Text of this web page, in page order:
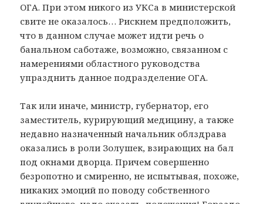
ОГА. При этом никого из УКСа в министерской
свите не оказалось… Рискнем предположить,
что в данном случае может идти речь о
банальном саботаже, возможно, связанном с
намерениями областного руководства
упразднить данное подразделение ОГА.
Так или иначе, министр, губернатор, его
заместитель, курирующий медицину, а также
недавно назначенный начальник облздрава
оказались в роли Золушек, взирающих на бал
под окнами дворца. Причем совершенно
безропотно и смиренно, не испытывая, похоже,
никаких эмоций по поводу собственного